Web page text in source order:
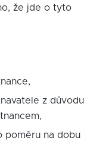
že jde o tyto
z důvodu
poměru na dobu